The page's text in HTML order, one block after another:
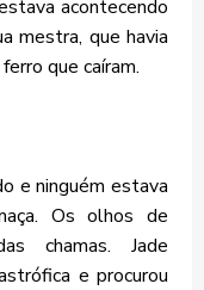
acontecendo
mestra, que havia
que caíram.
e ninguém estava
Os olhos de
chamas. Jade
e procurou